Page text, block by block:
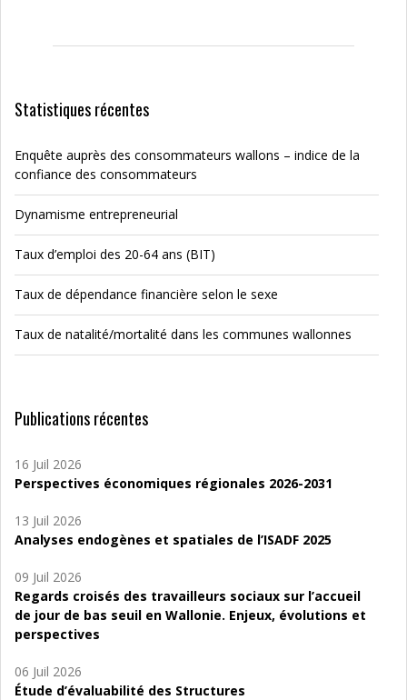
Statistiques récentes
Enquête auprès des consommateurs wallons – indice de la
confiance des consommateurs
Dynamisme entrepreneurial
Taux d’emploi des 20-64 ans (BIT)
Taux de dépendance financière selon le sexe
Taux de natalité/mortalité dans les communes wallonnes
Publications récentes
16 Juil 2026
Perspectives économiques régionales 2026-2031
13 Juil 2026
Analyses endogènes et spatiales de l’ISADF 2025
09 Juil 2026
Regards croisés des travailleurs sociaux sur l’accueil
de jour de bas seuil en Wallonie. Enjeux, évolutions et
perspectives
06 Juil 2026
Étude d’évaluabilité des Structures